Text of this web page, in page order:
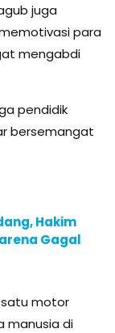
juga
para
mengabdi
pendidik
bersemangat
Hakim
Gagal
satu motor
manusia di